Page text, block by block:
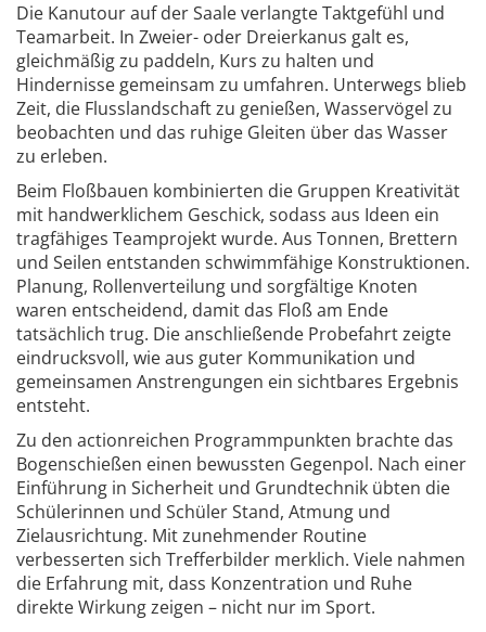
Die Kanutour auf der Saale verlangte Taktgefühl und
Teamarbeit. In Zweier- oder Dreierkanus galt es,
gleichmäßig zu paddeln, Kurs zu halten und
Hindernisse gemeinsam zu umfahren. Unterwegs blieb
Zeit, die Flusslandschaft zu genießen, Wasservögel zu
beobachten und das ruhige Gleiten über das Wasser
zu erleben.
Beim Floßbauen kombinierten die Gruppen Kreativität
mit handwerklichem Geschick, sodass aus Ideen ein
tragfähiges Teamprojekt wurde. Aus Tonnen, Brettern
und Seilen entstanden schwimmfähige Konstruktionen.
Planung, Rollenverteilung und sorgfältige Knoten
waren entscheidend, damit das Floß am Ende
tatsächlich trug. Die anschließende Probefahrt zeigte
eindrucksvoll, wie aus guter Kommunikation und
gemeinsamen Anstrengungen ein sichtbares Ergebnis
entsteht.
Zu den actionreichen Programmpunkten brachte das
Bogenschießen einen bewussten Gegenpol. Nach einer
Einführung in Sicherheit und Grundtechnik übten die
Schülerinnen und Schüler Stand, Atmung und
Zielausrichtung. Mit zunehmender Routine
verbesserten sich Trefferbilder merklich. Viele nahmen
die Erfahrung mit, dass Konzentration und Ruhe
direkte Wirkung zeigen – nicht nur im Sport.